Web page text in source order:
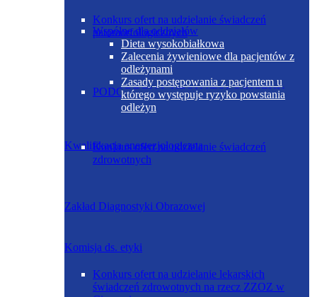
PODODDZIAŁ NEONATOLOGICZNY
Zakład Diagnostyki Obrazowej
Wspólne dla oddziałów
Dieta wysokobiałkowa
Zalecenia żywieniowe dla pacjentów z
odleżynami
Zasady postępowania z pacjentem u
którego występuje ryzyko powstania
odleżyn
Kwalifikacja anestezjologiczna
Komisja ds. etyki
Konkurs ofert na udzielanie świadczeń
patomorfologicznych
Konkurs ofert na udzielanie świadczeń
zdrowotnych
Konkurs ofert na udzielanie lekarskich
świadczeń zdrowotnych na rzecz ZZOZ w